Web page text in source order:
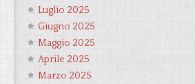
Luglio 2025
Giugno 2025
Maggio 2025
Aprile 2025
Marzo 2025